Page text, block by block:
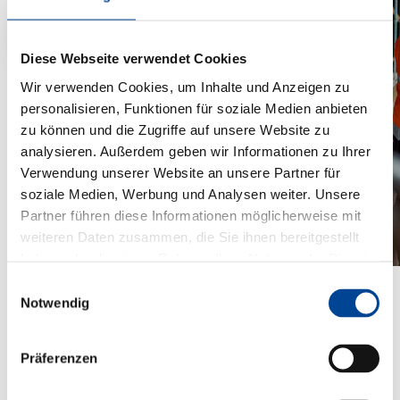
Diese Webseite verwendet Cookies
Wir verwenden Cookies, um Inhalte und Anzeigen zu
personalisieren, Funktionen für soziale Medien anbieten
zu können und die Zugriffe auf unsere Website zu
analysieren. Außerdem geben wir Informationen zu Ihrer
Verwendung unserer Website an unsere Partner für
soziale Medien, Werbung und Analysen weiter. Unsere
Partner führen diese Informationen möglicherweise mit
weiteren Daten zusammen, die Sie ihnen bereitgestellt
Notwendig
Präferenzen